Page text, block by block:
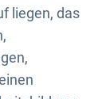
liegen, das